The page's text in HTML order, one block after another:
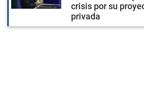
crisis por su
privada